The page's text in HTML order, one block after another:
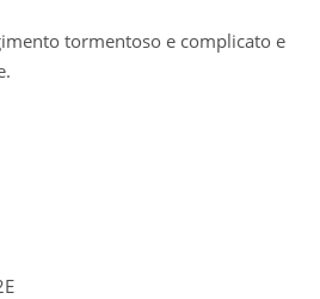
tormentoso e complicato e